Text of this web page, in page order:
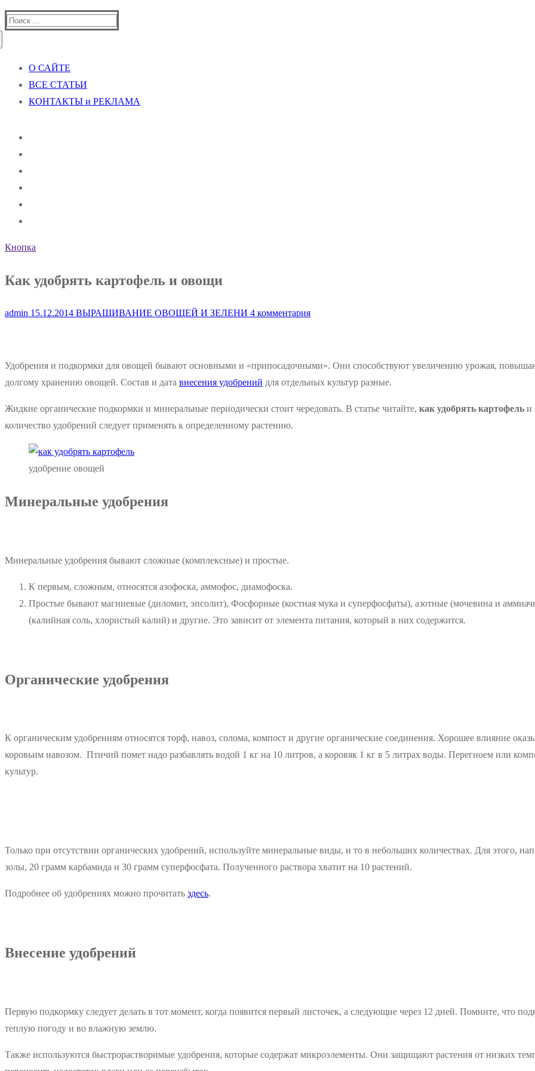
Найти:
О САЙТЕ
ВСЕ СТАТЬИ
КОНТАКТЫ и РЕКЛАМА
Кнопка
Как удобрять картофель и овощи
admin 15.12.2014 ВЫРАЩИВАНИЕ ОВОЩЕЙ И ЗЕЛЕНИ 4 комментария
Удобрения и подкормки для овощей бывают основными и «припосадочными». Они способствуют увеличению урожая,
долгому хранению овощей. Состав и дата внесения удобрений для отдельных культур разные.
Жидкие органические подкормки и минеральные периодически стоит чередовать. В статье читайте, как удобрять картофель и
количество удобрений следует применять к определенному растению.
удобрение овощей
Минеральные удобрения
Минеральные удобрения бывают сложные (комплексные) и простые.
К первым, сложным, относятся азофоска, аммофос, диамофоска.
Простые бывают магниевые (диломит, эпсолит), Фосфорные (костная мука и суперфосфаты), азотные (мочевина и
(калийная соль, хлористый калий) и другие. Это зависит от элемента питания, который в них содержится.
Органические удобрения
К органическим удобрениям относятся торф, навоз, солома, компост и другие органические соединения. Хорошее влияние
коровьим навозом. Птичий помет надо разбавлять водой 1 кг на 10 литров, а коровяк 1 кг в 5 литрах воды. Перегноем или
культур.
Только при отсутствии органических удобрений, используйте минеральные виды, и то в небольших количествах. Для этого,
золы, 20 грамм карбамида и 30 грамм суперфосфата. Полученного раствора хватит на 10 растений.
Подробнее об удобрениях можно прочитать здесь.
Внесение удобрений
Первую подкормку следует делать в тот момент, когда появится первый листочек, а следующие через 12 дней. Помните, что
теплую погоду и во влажную землю.
Также используются быстрорастворимые удобрения, которые содержат микроэлементы. Они защищают растения от низких